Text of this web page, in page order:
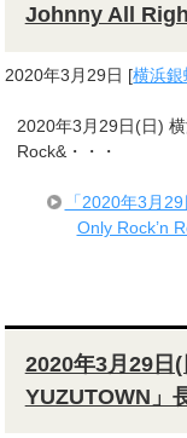
Johnny All
2020年3月29日 [横浜
2020年3月29日(日)
Rock&・・・
「2020年3月
Only Rock’n
2020年3月29日
YUZUTOWN」